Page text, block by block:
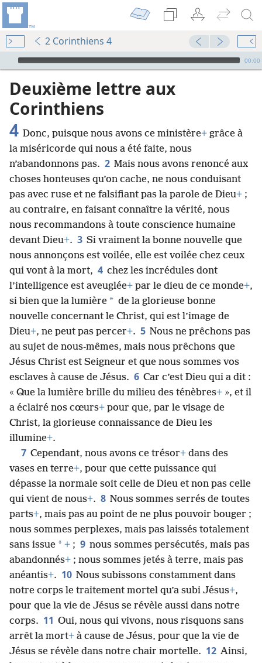
2 Corinthiens 4
Audio Player
00:00
Deuxième lettre aux
Corinthiens
4 Donc, puisque nous avons ce ministère+ grâce à
la miséricorde qui nous a été faite, nous
n’abandonnons pas. 2 Mais nous avons renoncé aux
choses honteuses qu’on cache, ne nous conduisant
pas avec ruse et ne falsifiant pas la parole de Dieu+ ;
au contraire, en faisant connaître la vérité, nous
nous recommandons à toute conscience humaine
devant Dieu+. 3 Si vraiment la bonne nouvelle que
nous annonçons est voilée, elle est voilée chez ceux
qui vont à la mort, 4 chez les incrédules dont
l’intelligence est aveuglée+ par le dieu de ce monde+,
si bien que la lumière * de la glorieuse bonne
nouvelle concernant le Christ, qui est l’image de
Dieu+, ne peut pas percer+. 5 Nous ne prêchons pas
au sujet de nous-​mêmes, mais nous prêchons que
Jésus Christ est Seigneur et que nous sommes vos
esclaves à cause de Jésus. 6 Car c’est Dieu qui a dit :
« Que la lumière brille du milieu des ténèbres+ », et il
a éclairé nos cœurs+ pour que, par le visage de
Christ, la glorieuse connaissance de Dieu les
illumine+.
7 Cependant, nous avons ce trésor+ dans des
vases en terre+, pour que cette puissance qui
dépasse la normale soit celle de Dieu et non pas celle
qui vient de nous+. 8 Nous sommes serrés de toutes
parts+, mais pas au point de ne plus pouvoir bouger ;
nous sommes perplexes, mais pas laissés totalement
sans issue * + ; 9 nous sommes persécutés, mais pas
abandonnés+ ; nous sommes jetés à terre, mais pas
anéantis+. 10 Nous subissons constamment dans
notre corps le traitement mortel qu’a subi Jésus+,
pour que la vie de Jésus se révèle aussi dans notre
corps. 11 Oui, nous qui vivons, nous risquons sans
arrêt la mort+ à cause de Jésus, pour que la vie de
Jésus se révèle dans notre chair mortelle. 12 Ainsi,